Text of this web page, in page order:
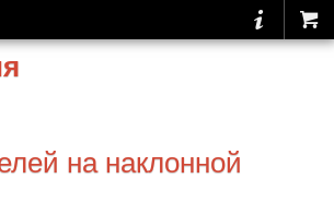
на наклонной